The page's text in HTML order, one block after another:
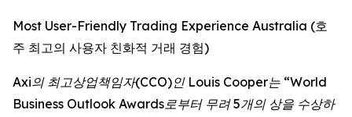
Most User-Friendly Trading Experience Australia (호
주 최고의 사용자 친화적 거래 경험)
Axi의 최고상업책임자(CCO)인 Louis Cooper는 “World
Business Outlook Awards로부터 무려 5개의 상을 수상하